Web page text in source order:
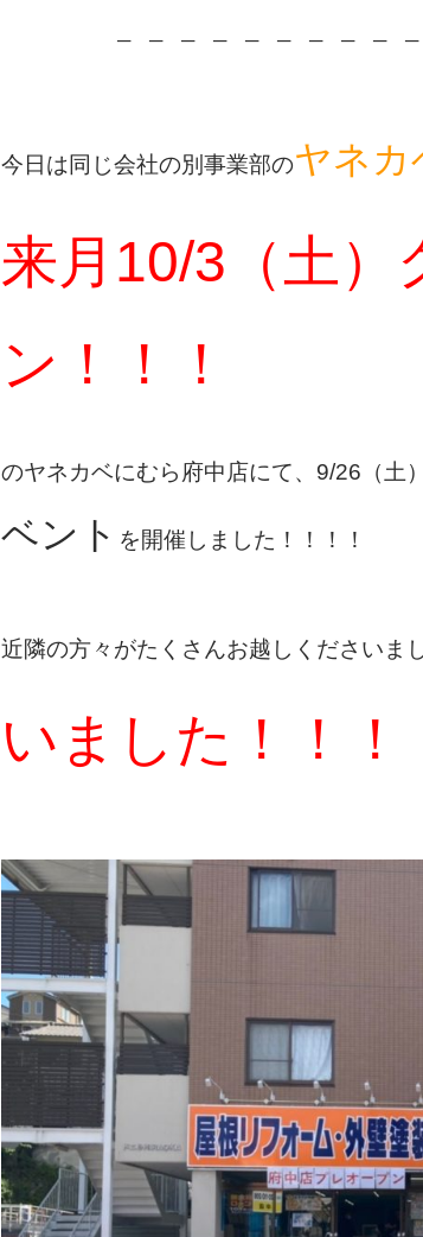
─ ─ ─ ─ ─ ─ ─ ─ ─
今日は同じ会社の別事業部のヤネカ
来月10/3（土）
ン！！！
のヤネカベにむら府中店にて、 9/26（土
ベント を開催しました！！！！
近隣の方々がたくさんお越しくださいま
いました！！！